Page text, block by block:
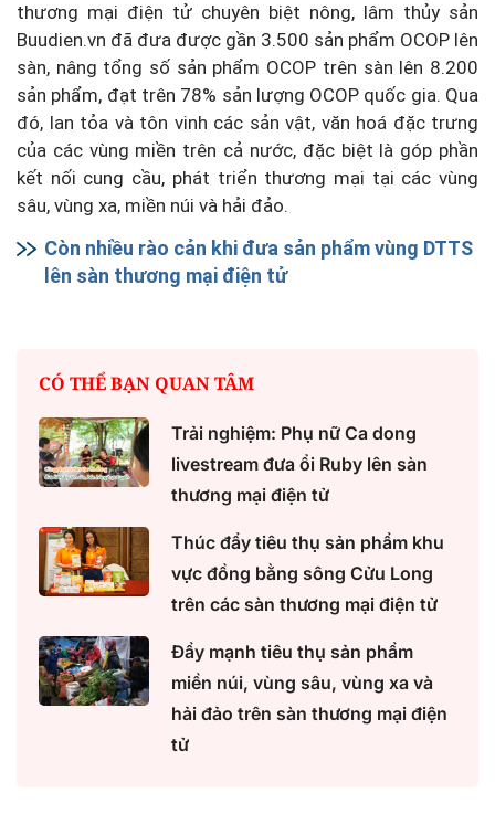
thương mại điện tử chuyên biệt nông, lâm thủy sản
Buudien.vn đã đưa được gần 3.500 sản phẩm OCOP lên
sàn, nâng tổng số sản phẩm OCOP trên sàn lên 8.200
sản phẩm, đạt trên 78% sản lượng OCOP quốc gia. Qua
đó, lan tỏa và tôn vinh các sản vật, văn hoá đặc trưng
của các vùng miền trên cả nước, đặc biệt là góp phần
kết nối cung cầu, phát triển thương mại tại các vùng
sâu, vùng xa, miền núi và hải đảo.
Còn nhiều rào cản khi đưa sản phẩm vùng DTTS
lên sàn thương mại điện tử
CÓ THỂ BẠN QUAN TÂM
Trải nghiệm: Phụ nữ Ca dong
livestream đưa ổi Ruby lên sàn
thương mại điện tử
Thúc đẩy tiêu thụ sản phẩm khu
vực đồng bằng sông Cửu Long
trên các sàn thương mại điện tử
Đẩy mạnh tiêu thụ sản phẩm
miền núi, vùng sâu, vùng xa và
hải đảo trên sàn thương mại điện
tử